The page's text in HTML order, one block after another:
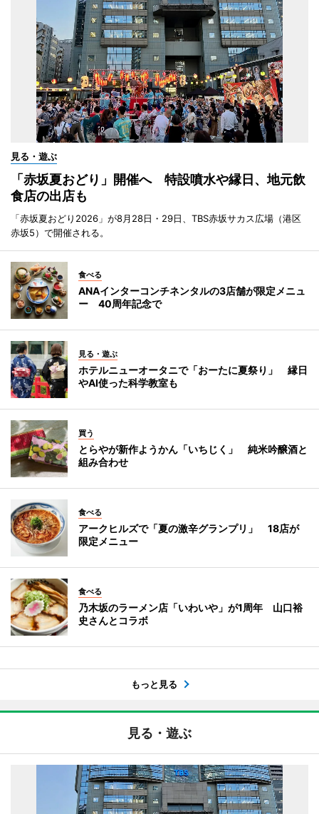
見る・遊ぶ
「赤坂夏おどり」開催へ 特設噴水や縁日、地元飲
食店の出店も
「赤坂夏おどり2026」が8月28日・29日、TBS赤坂サカス広場（港区
赤坂5）で開催される。
食べる
ANAインターコンチネンタルの3店舗が限定メニュ
ー 40周年記念で
見る・遊ぶ
ホテルニューオータニで「おーたに夏祭り」 縁日
やAI使った科学教室も
買う
とらやが新作ようかん「いちじく」 純米吟醸酒と
組み合わせ
食べる
アークヒルズで「夏の激辛グランプリ」 18店が
限定メニュー
食べる
乃木坂のラーメン店「いわいや」が1周年 山口裕
史さんとコラボ
もっと見る
見る・遊ぶ